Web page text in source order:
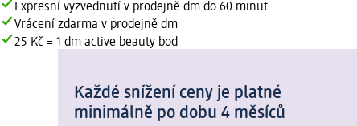
Expresní vyzvednutí v prodejně dm do 60 minut
Vrácení zdarma v prodejně dm
25 Kč = 1 dm active beauty bod
Každé snížení ceny je platné
minimálně po dobu 4 měsíců